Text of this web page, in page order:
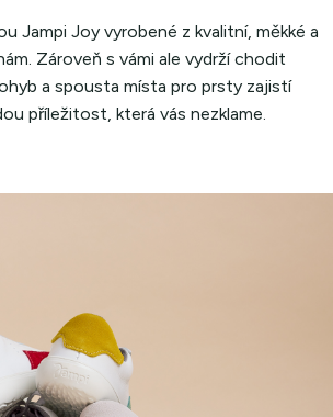
Jampi Joy vyrobené z kvalitní, měkké a
Zároveň s vámi ale vydrží chodit
a spousta místa pro prsty zajistí
příležitost, která vás nezklame.